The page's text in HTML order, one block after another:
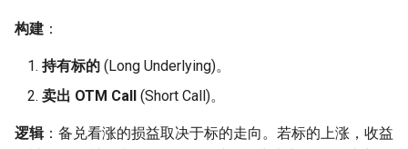
构建 ：
持有标的 (Long Underlying)。
卖出 OTM Call (Short Call)。
逻辑：备兑看涨的损益取决于标的走向。若标的上涨，收益